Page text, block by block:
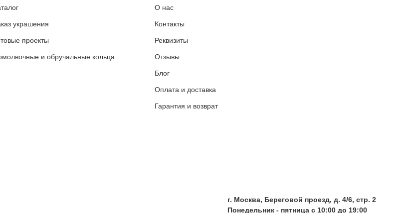
украшения
проекты
и обручальные кольца
О нас
Контакты
Реквизиты
Отзывы
Блог
Оплата и доставка
Гарантия и возврат
г. Москва, Береговой проезд, д. 4/6, стр. 2
Понедельник - пятница с 10:00 до 19:00